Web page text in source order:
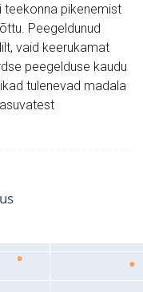
teekonna pikenemist
Peegeldunud
vaid keerukamat
peegelduse kaudu
tulenevad madala